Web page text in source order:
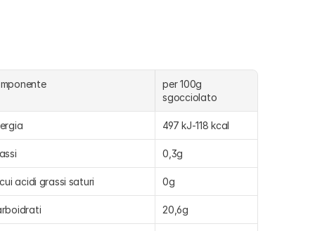
per 100g
sgocciolato
497 kJ-118 kcal
0,3g
acidi grassi saturi 0g
20,6g